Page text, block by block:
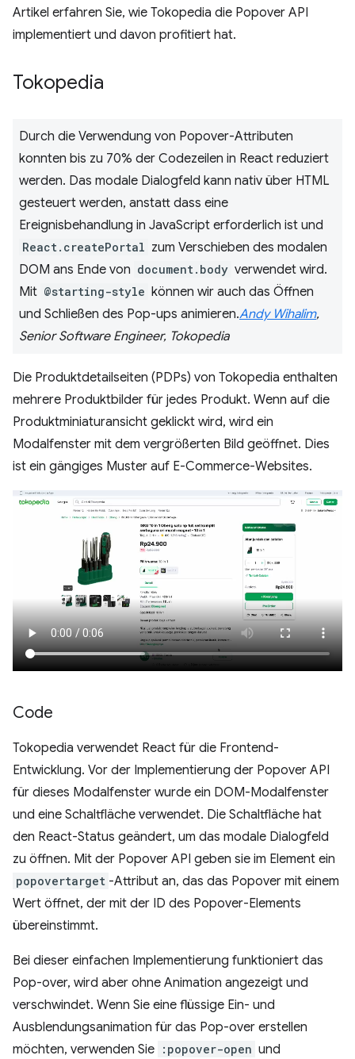
Artikel erfahren Sie, wie Tokopedia die Popover API
implementiert und davon profitiert hat.
Tokopedia
Durch die Verwendung von Popover-Attributen
konnten bis zu 70% der Codezeilen in React reduziert
werden. Das modale Dialogfeld kann nativ über HTML
gesteuert werden, anstatt dass eine
Ereignisbehandlung in JavaScript erforderlich ist und
React.createPortal zum Verschieben des modalen
DOM ans Ende von document.body verwendet wird.
Mit @starting-style können wir auch das Öffnen
und Schließen des Pop-ups animieren.Andy Wihalim,
Senior Software Engineer, Tokopedia
Die Produktdetailseiten (PDPs) von Tokopedia enthalten
mehrere Produktbilder für jedes Produkt. Wenn auf die
Produktminiaturansicht geklickt wird, wird ein
Modalfenster mit dem vergrößerten Bild geöffnet. Dies
ist ein gängiges Muster auf E-Commerce-Websites.
Code
Tokopedia verwendet React für die Frontend-
Entwicklung. Vor der Implementierung der Popover API
für dieses Modalfenster wurde ein DOM-Modalfenster
und eine Schaltfläche verwendet. Die Schaltfläche hat
den React-Status geändert, um das modale Dialogfeld
zu öffnen. Mit der Popover API geben sie im Element ein
popovertarget -Attribut an, das das Popover mit einem
Wert öffnet, der mit der ID des Popover-Elements
übereinstimmt.
Bei dieser einfachen Implementierung funktioniert das
Pop-over, wird aber ohne Animation angezeigt und
verschwindet. Wenn Sie eine flüssige Ein- und
Ausblendungsanimation für das Pop-over erstellen
möchten, verwenden Sie :popover-open und